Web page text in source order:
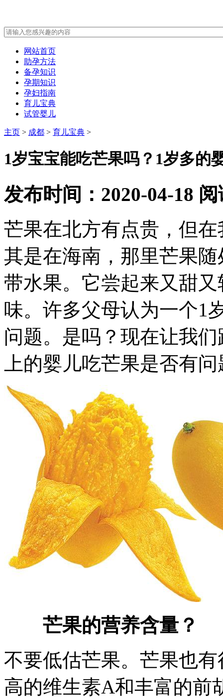
网站首页
助孕方法
备孕知识
孕期知识
孕妇指南
育儿宝典
试管婴儿
主页 > 成都 > 育儿宝典 >
1岁宝宝能吃芒果吗？1岁多的
发布时间：2020-04-18
芒果在北方有点贵，但
其是在海南，那里芒果
带水果。它尝起来又甜
味。许多父母认为一个1
问题。是吗？现在让我
上的婴儿吃芒果是否有
芒果的营养含量？
不要低估芒果。芒果也
高的维生素A和丰富的前